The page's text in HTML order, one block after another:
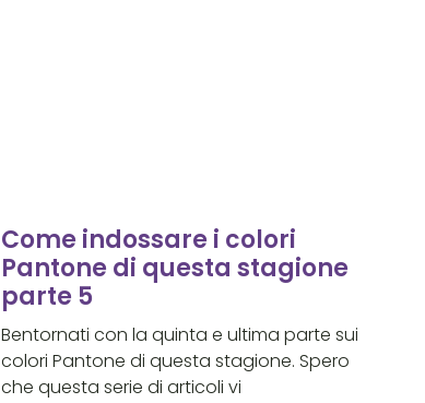
Come indossare i colori
Pantone di questa stagione
parte 5
Bentornati con la quinta e ultima parte sui
colori Pantone di questa stagione. Spero
che questa serie di articoli vi